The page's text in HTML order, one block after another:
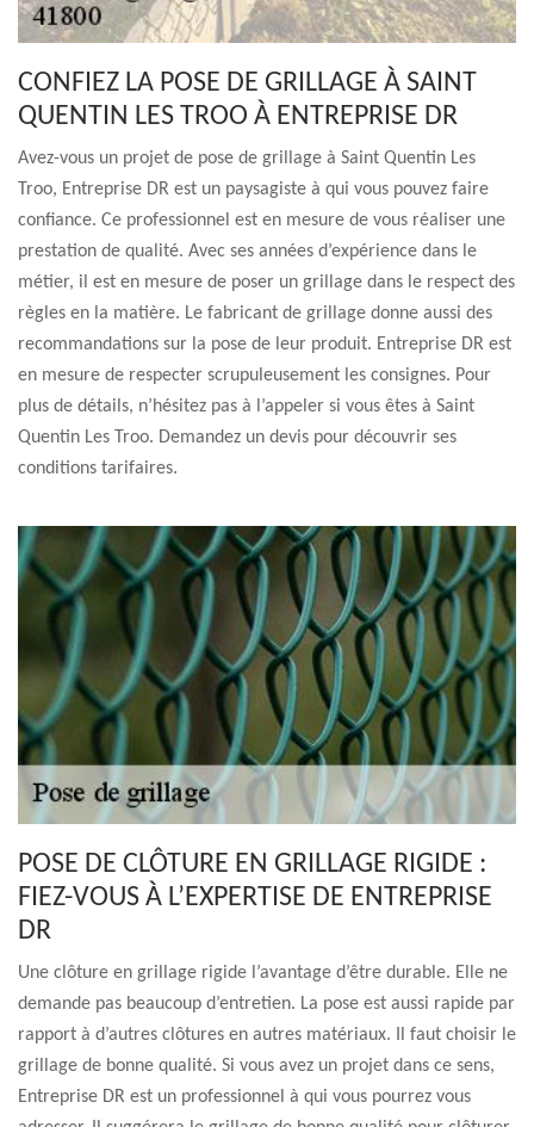
CONFIEZ LA POSE DE GRILLAGE À SAINT
QUENTIN LES TROO À ENTREPRISE DR
Avez-vous un projet de pose de grillage à Saint Quentin Les
Troo, Entreprise DR est un paysagiste à qui vous pouvez faire
confiance. Ce professionnel est en mesure de vous réaliser une
prestation de qualité. Avec ses années d’expérience dans le
métier, il est en mesure de poser un grillage dans le respect des
règles en la matière. Le fabricant de grillage donne aussi des
recommandations sur la pose de leur produit. Entreprise DR est
en mesure de respecter scrupuleusement les consignes. Pour
plus de détails, n’hésitez pas à l’appeler si vous êtes à Saint
Quentin Les Troo. Demandez un devis pour découvrir ses
conditions tarifaires.
POSE DE CLÔTURE EN GRILLAGE RIGIDE :
FIEZ-VOUS À L’EXPERTISE DE ENTREPRISE
DR
Une clôture en grillage rigide l’avantage d’être durable. Elle ne
demande pas beaucoup d’entretien. La pose est aussi rapide par
rapport à d’autres clôtures en autres matériaux. Il faut choisir le
grillage de bonne qualité. Si vous avez un projet dans ce sens,
Entreprise DR est un professionnel à qui vous pourrez vous